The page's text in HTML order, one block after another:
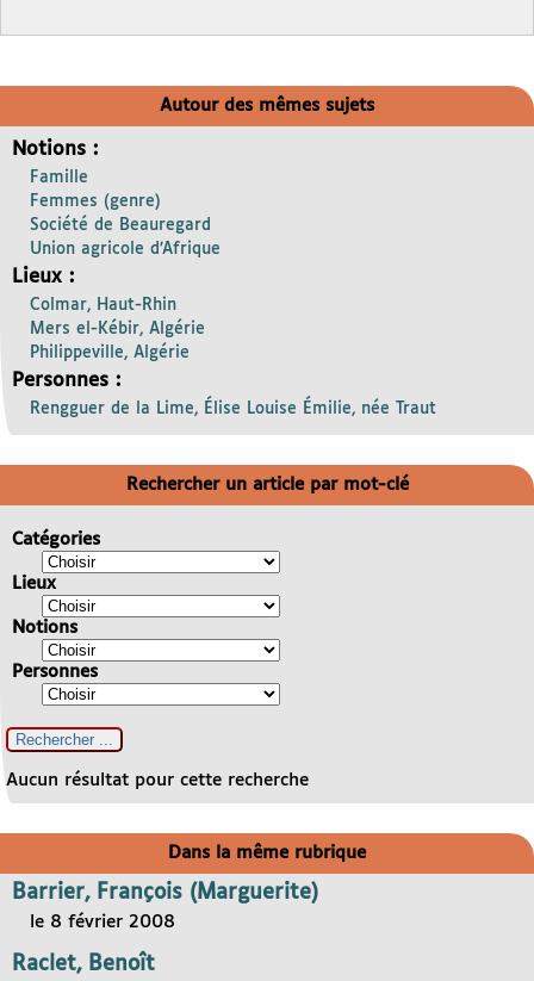
Autour des mêmes sujets
Notions :
Famille
Femmes (genre)
Société de Beauregard
Union agricole d’Afrique
Lieux :
Colmar, Haut-Rhin
Mers el-Kébir, Algérie
Philippeville, Algérie
Personnes :
Rengguer de la Lime, Élise Louise Émilie, née Traut
Rechercher un article par mot-clé
Catégories
Lieux
Notions
Personnes
Aucun résultat pour cette recherche
Dans la même rubrique
Barrier, François (Marguerite)
le 8 février 2008
Raclet, Benoît